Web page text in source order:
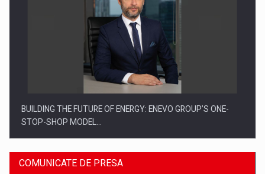
BUILDING THE FUTURE OF ENERGY: ENEVO GROUP’S ONE-
STOP-SHOP MODEL…
COMUNICATE DE PRESA